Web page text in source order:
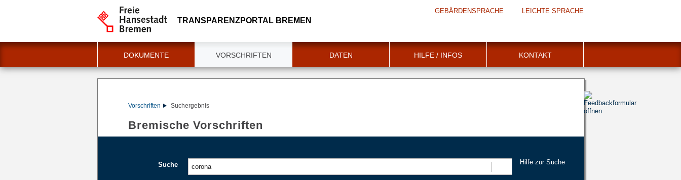
TRANSPARENZPORTAL BREMEN
GEBÄRDENSPRACHE LEICHTE SPRACHE
DOKUMENTE VORSCHRIFTEN DATEN HILFE / INFOS KONTAKT
Vorschriften Suchergebnis
Bremische Vorschriften
Suche
Hilfe zur Suche